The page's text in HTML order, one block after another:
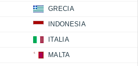
GRECIA
INDONESIA
ITALIA
MALTA